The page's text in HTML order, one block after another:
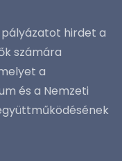
hirdet a
számára
a
és a Nemzeti